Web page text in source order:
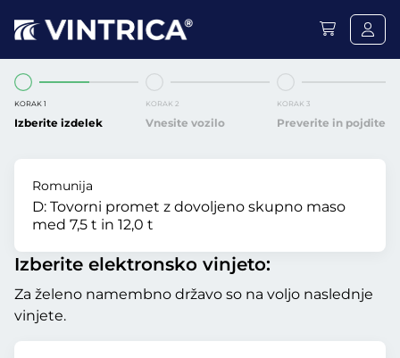
KORAK 1
Izberite izdelek
KORAK 2
Vnesite vozilo
KORAK 3
Preverite in pojdite
Romunija
D: Tovorni promet z dovoljeno skupno maso
med 7,5 t in 12,0 t
Izberite elektronsko vinjeto:
Za želeno namembno državo so na voljo naslednje
vinjete.